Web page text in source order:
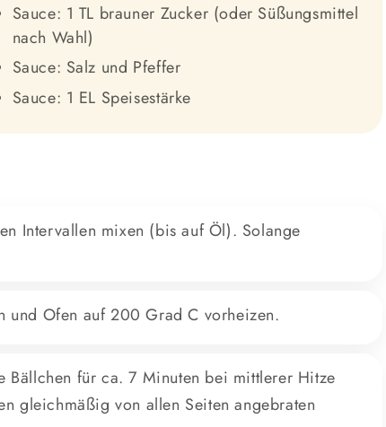
Sauce: 1 TL brauner Zucker (oder Süßungsmittel
nach Wahl)
Sauce: Salz und Pfeffer
Sauce: 1 EL Speisestärke
Intervallen mixen (bis auf Öl). Solange
und Ofen auf 200 Grad C vorheizen.
Bällchen für ca. 7 Minuten bei mittlerer Hitze
gleichmäßig von allen Seiten angebraten